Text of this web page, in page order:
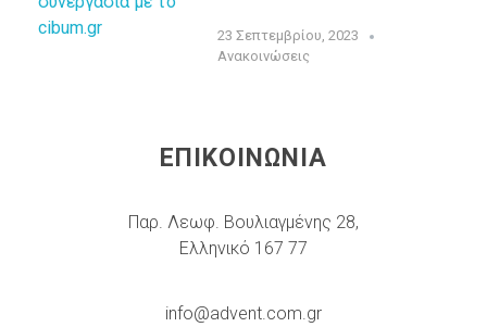
23 Σεπτεμβρίου, 2023
Ανακοινώσεις
ΕΠΙΚΟΙΝΩΝΙΑ
Παρ. Λεωφ. Βουλιαγμένης 28,
Ελληνικό 167 77
info@advent.com.gr